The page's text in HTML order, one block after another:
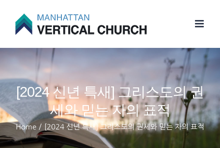
[2024 신년 특새] 그리스도의 권
세와 믿는 자의 표적
Home / [2024 신년 특새] 그리스도의 권세와 믿는 자의 표적